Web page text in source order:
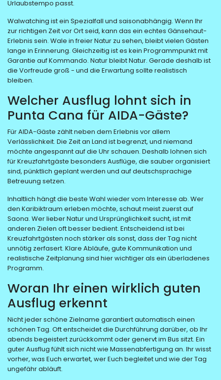
Urlaubstempo passt.
Walwatching ist ein Spezialfall und saisonabhängig. Wenn Ihr
zur richtigen Zeit vor Ort seid, kann das ein echtes Gänsehaut-
Erlebnis sein. Wale in freier Natur zu sehen, bleibt vielen Gästen
lange in Erinnerung. Gleichzeitig ist es kein Programmpunkt mit
Garantie auf Kommando. Natur bleibt Natur. Gerade deshalb ist
die Vorfreude groß - und die Erwartung sollte realistisch
bleiben.
Welcher Ausflug lohnt sich in
Punta Cana für AIDA-Gäste?
Für AIDA-Gäste zählt neben dem Erlebnis vor allem
Verlässlichkeit. Die Zeit an Land ist begrenzt, und niemand
möchte angespannt auf die Uhr schauen. Deshalb lohnen sich
für Kreuzfahrtgäste besonders Ausflüge, die sauber organisiert
sind, pünktlich geplant werden und auf deutschsprachige
Betreuung setzen.
Inhaltlich hängt die beste Wahl wieder vom Interesse ab. Wer
den Karibiktraum erleben möchte, schaut meist zuerst auf
Saona. Wer lieber Natur und Ursprünglichkeit sucht, ist mit
anderen Zielen oft besser bedient. Entscheidend ist bei
Kreuzfahrtgästen noch stärker als sonst, dass der Tag nicht
unnötig zerfasert. Klare Abläufe, gute Kommunikation und
realistische Zeitplanung sind hier wichtiger als ein überladenes
Programm.
Woran Ihr einen wirklich guten
Ausflug erkennt
Nicht jeder schöne Zielname garantiert automatisch einen
schönen Tag. Oft entscheidet die Durchführung darüber, ob Ihr
abends begeistert zurückkommt oder genervt im Bus sitzt. Ein
guter Ausflug fühlt sich nicht wie Massenabfertigung an. Ihr wisst
vorher, was Euch erwartet, wer Euch begleitet und wie der Tag
ungefähr abläuft.